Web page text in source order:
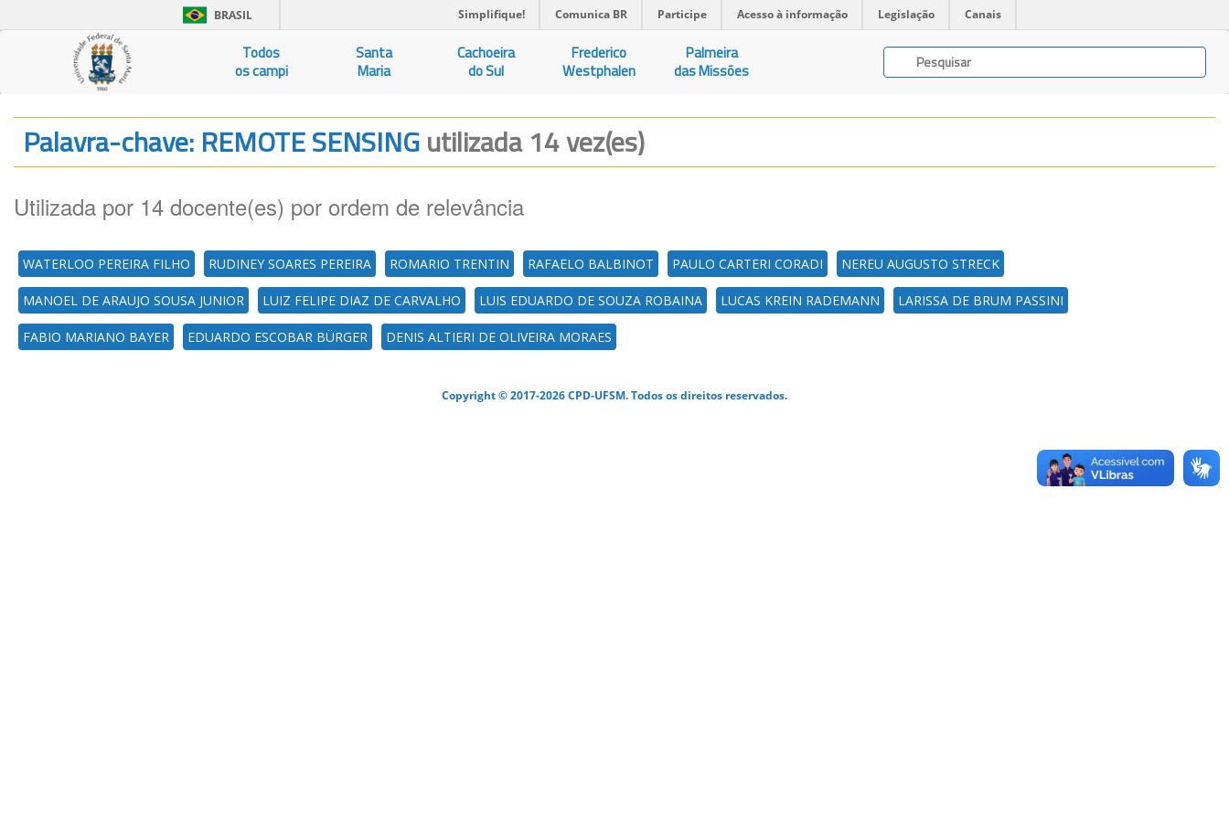
BRASIL Simplifique! Comunica BR Participe Acesso à informação Legislação Canais
Todos
os campi
Santa
Maria
Cachoeira
do Sul
Frederico
Westphalen
Palmeira
das Missões
Palavra-chave: REMOTE SENSINGutilizada 14 vez(es)
Utilizada por 14 docente(es) por ordem de relevância
WATERLOO PEREIRA FILHO RUDINEY SOARES PEREIRA ROMARIO TRENTIN RAFAELO BALBINOT PAULO CARTERI CORADI NEREU AUGUSTO STRECK
MANOEL DE ARAUJO SOUSA JUNIOR LUIZ FELIPE DIAZ DE CARVALHO LUIS EDUARDO DE SOUZA ROBAINA LUCAS KREIN RADEMANN LARISSA DE BRUM PASSINI
FABIO MARIANO BAYER EDUARDO ESCOBAR BÜRGER DENIS ALTIERI DE OLIVEIRA MORAES
Copyright © 2017-2026 CPD-UFSM. Todos os direitos reservados.